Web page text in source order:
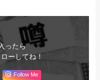
ったら
ーしてね！
Follow Me